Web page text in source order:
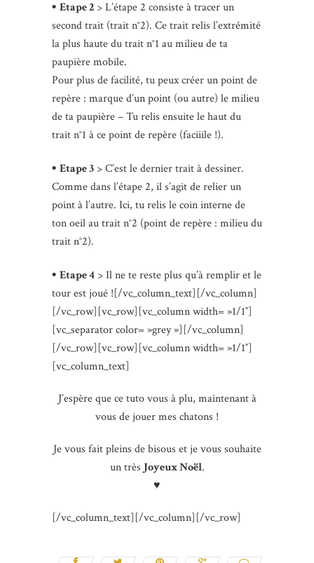
• Etape 2 > L’étape 2 consiste à tracer un
second trait (trait n°2). Ce trait relis l’extrémité
la plus haute du trait n°1 au milieu de ta
paupière mobile.
Pour plus de facilité, tu peux créer un point de
repère : marque d’un point (ou autre) le milieu
de ta paupière – Tu relis ensuite le haut du
trait n°1 à ce point de repère (faciiile !).
• Etape 3 > C’est le dernier trait à dessiner.
Comme dans l’étape 2, il s’agit de relier un
point à l’autre. Ici, tu relis le coin interne de
ton oeil au trait n°2 (point de repère : milieu du
trait n°2).
• Etape 4 > Il ne te reste plus qu’à remplir et le
tour est joué ![/vc_column_text][/vc_column]
[/vc_row][vc_row][vc_column width= »1/1″]
[vc_separator color= »grey »][/vc_column]
[/vc_row][vc_row][vc_column width= »1/1″]
[vc_column_text]
J’espère que ce tuto vous à plu, maintenant à
vous de jouer mes chatons !
Je vous fait pleins de bisous et je vous souhaite
un très Joyeux Noël.
♥
[/vc_column_text][/vc_column][/vc_row]